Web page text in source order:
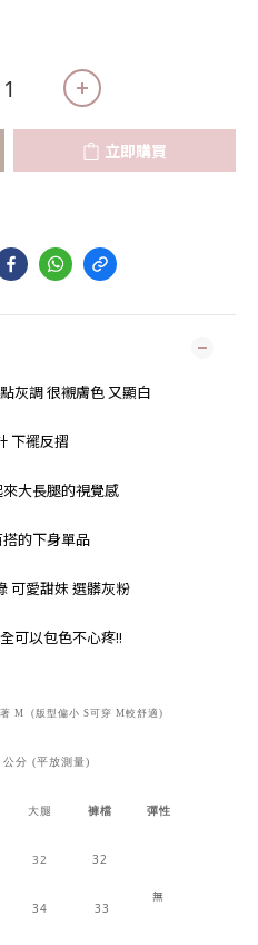
立即購買
灰調 很襯膚色 又顯白
下襬反摺
大長腿的視覺感
的下身單品
可愛甜妹 選髒灰粉
可以包色不心疼!!
M (版型偏小 S可穿 M較舒適)
公分 (平放測量)
大腿 褲檔 彈性
32
34
32
33
無